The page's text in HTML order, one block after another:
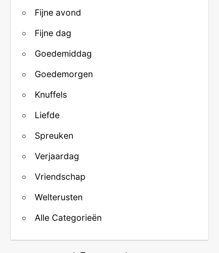
Fijne avond
Fijne dag
Goedemiddag
Goedemorgen
Knuffels
Liefde
Spreuken
Verjaardag
Vriendschap
Welterusten
Alle Categorieën